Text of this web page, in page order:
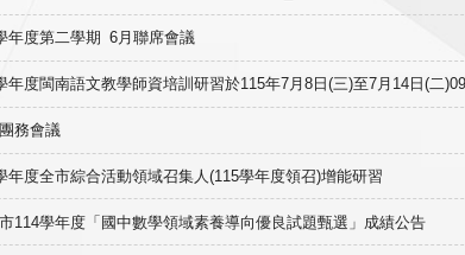
年度第二學期 6月聯席會議
年度閩南語文教學師資培訓研習於115年7月8日(三)至7月14日(二
務會議
年度全市綜合活動領域召集人(115學年度領召)增能研習
114學年度「國中數學領域素養導向優良試題甄選」成績公告